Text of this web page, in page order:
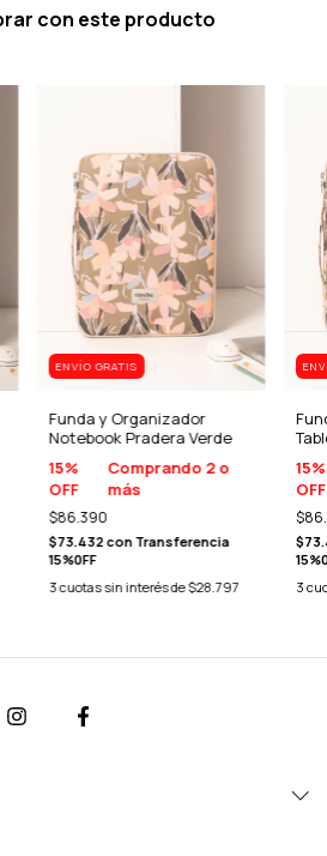
con este producto
ENVÍO GRATIS
Funda y Organizador
Notebook Pradera Verde
15%
OFF
Comprando 2 o
más
$86.390
$73.432 con Transferencia
15%0FF
3cuotas sin interés de$28.797
15%
OFF
3